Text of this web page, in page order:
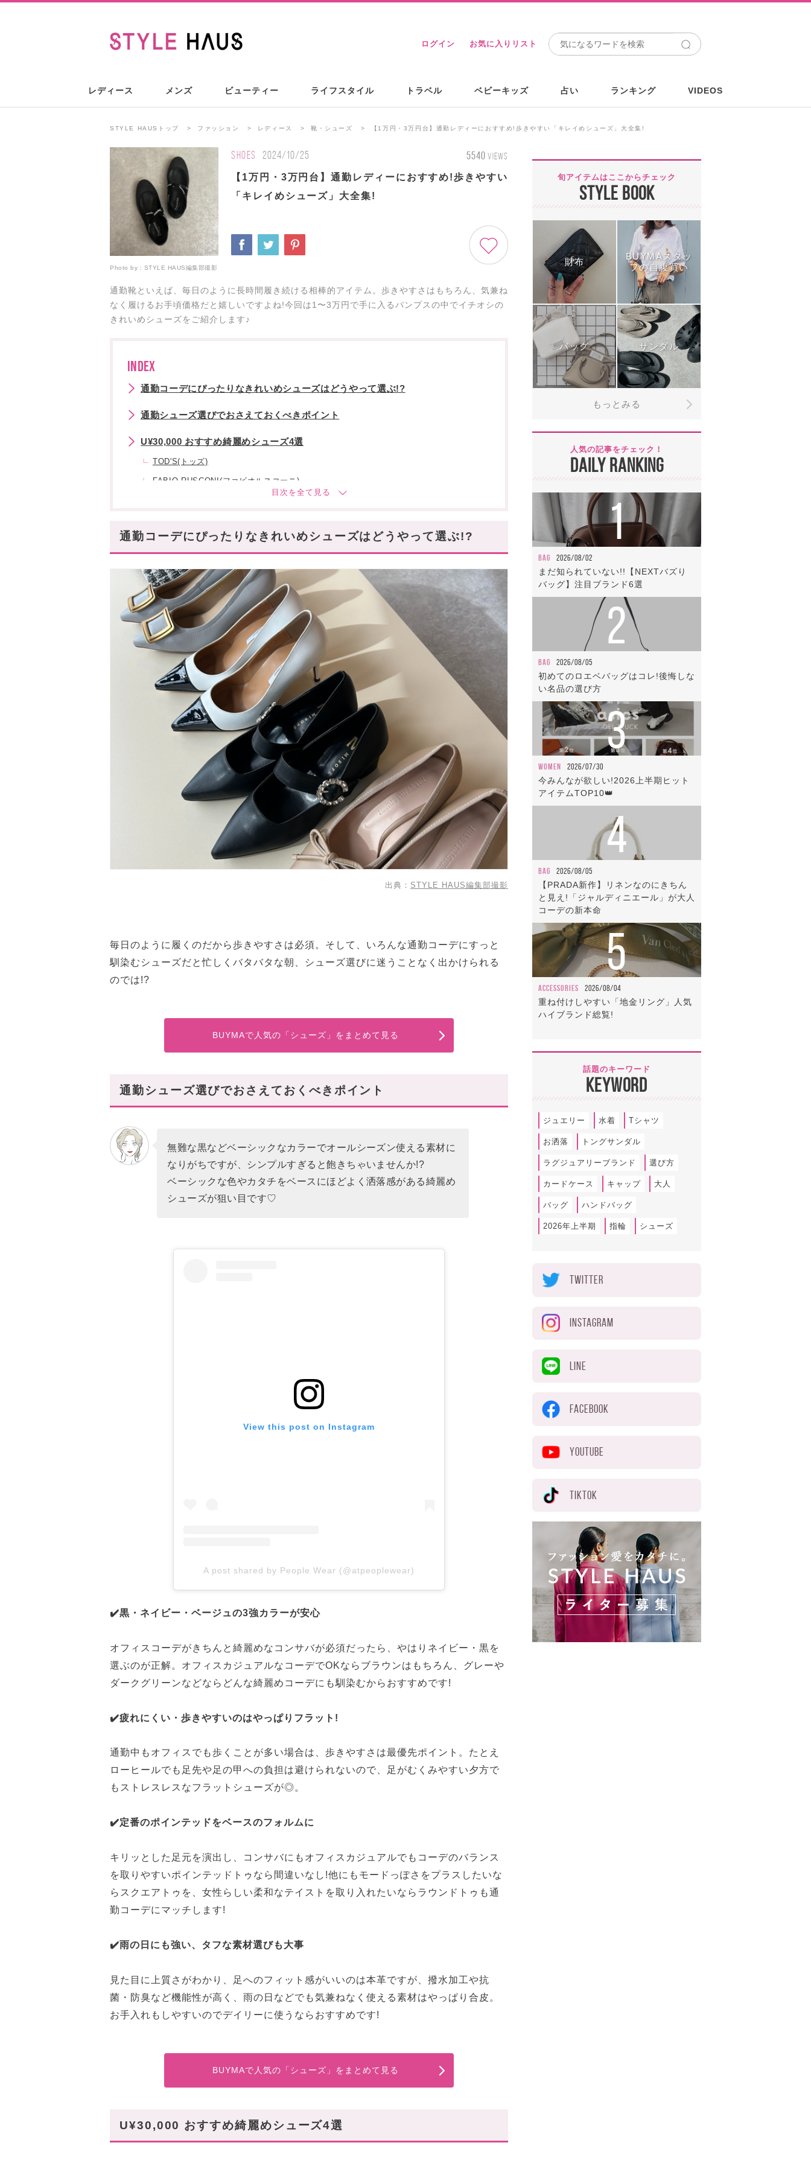
ログイン お気に入りリスト
レディース メンズ ビューティー ライフスタイル トラベル ベビーキッズ 占い ランキング VIDEOS
STYLE HAUSトップ ファッション レディース 靴・シューズ 【1万円・3万円台】通勤レディーにおすすめ!歩きやすい「キレイめシューズ」大全集!
SHOES 2024/10/25 5540 VIEWS
【1万円・3万円台】通勤レディーにおすすめ!歩きやすい
「キレイめシューズ」大全集!
Photo by： STYLE HAUS編集部撮影
通勤靴といえば、毎日のように長時間履き続ける相棒的アイテム。歩きやすさはもちろん、気兼ね
なく履けるお手頃価格だと嬉しいですよね!今回は1〜3万円で手に入るパンプスの中でイチオシの
きれいめシューズをご紹介します♪
INDEX
通勤コーデにぴったりなきれいめシューズはどうやって選ぶ!?
通勤シューズ選びでおさえておくべきポイント
U¥30,000 おすすめ綺麗めシューズ4選
TOD'S(トッズ)
FABIO RUSCONI(ファビオルスコーニ)
毎日の相棒シューズはお手頃価格でGET!
通勤コーデにぴったりなきれいめシューズはどうやって選ぶ!?
出典： STYLE HAUS編集部撮影
毎日のように履くのだから歩きやすさは必須。そして、いろんな通勤コーデにすっと
馴染むシューズだと忙しくバタバタな朝、シューズ選びに迷うことなく出かけられる
のでは!?
BUYMAで人気の「シューズ」をまとめて見る
通勤シューズ選びでおさえておくべきポイント
無難な黒などベーシックなカラーでオールシーズン使える素材に
なりがちですが、シンプルすぎると飽きちゃいませんか!?
ベーシックな色やカタチをベースにほどよく洒落感がある綺麗め
シューズが狙い目です♡
View this post on Instagram
A post shared by People Wear (@atpeoplewear)
✔️黒・ネイビー・ベージュの3強カラーが安心
オフィスコーデがきちんと綺麗めなコンサバが必須だったら、やはりネイビー・黒を
選ぶのが正解。オフィスカジュアルなコーデでOKならブラウンはもちろん、グレーや
ダークグリーンなどならどんな綺麗めコーデにも馴染むからおすすめです!
✔️疲れにくい・歩きやすいのはやっぱりフラット!
通勤中もオフィスでも歩くことが多い場合は、歩きやすさは最優先ポイント。たとえ
ローヒールでも足先や足の甲への負担は避けられないので、足がむくみやすい夕方で
もストレスレスなフラットシューズが◎。
✔️定番のポインテッドをベースのフォルムに
キリッとした足元を演出し、コンサバにもオフィスカジュアルでもコーデのバランス
を取りやすいポインテッドトゥなら間違いなし!他にもモードっぽさをプラスしたいな
らスクエアトゥを、女性らしい柔和なテイストを取り入れたいならラウンドトゥも通
勤コーデにマッチします!
✔️雨の日にも強い、タフな素材選びも大事
見た目に上質さがわかり、足へのフィット感がいいのは本革ですが、撥水加工や抗
菌・防臭など機能性が高く、雨の日などでも気兼ねなく使える素材はやっぱり合皮。
お手入れもしやすいのでデイリーに使うならおすすめです!
BUYMAで人気の「シューズ」をまとめて見る
U¥30,000 おすすめ綺麗めシューズ4選
旬アイテムはここからチェック
STYLE BOOK
財布
BUYMAスタッ
フの自腹買い
バッグ サンダル
もっとみる
人気の記事をチェック！
DAILY RANKING
1
BAG 2026/08/02
まだ知られていない!!【NEXTバズり
バッグ】注目ブランド6選
2
BAG 2026/08/05
初めてのロエベバッグはコレ!後悔しな
い名品の選び方
3
WOMEN 2026/07/30
今みんなが欲しい!2026上半期ヒット
アイテムTOP10👑
4
BAG 2026/08/05
【PRADA新作】リネンなのにきちん
と見え!「ジャルディニエール」が大人
コーデの新本命
5
ACCESSORIES 2026/08/04
重ね付けしやすい「地金リング」人気
ハイブランド総覧!
話題のキーワード
KEYWORD
ジュエリー 水着 Tシャツ
お洒落 トングサンダル
ラグジュアリーブランド 選び方
カードケース キャップ 大人
バッグ ハンドバッグ
2026年上半期 指輪 シューズ
TWITTER
INSTAGRAM
LINE
FACEBOOK
YOUTUBE
TIKTOK